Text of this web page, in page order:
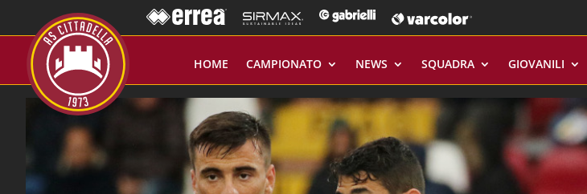
HOME CAMPIONATO NEWS SQUADRA GIOVANILI